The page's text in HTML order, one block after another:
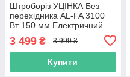
Штроборіз УЦІНКА Без
перехідника AL-FA 3100
Вт 150 мм Електричний
штроборіз для стін бетону
цегли 2 диски
3 499 ₴ 3 999 ₴
Купити